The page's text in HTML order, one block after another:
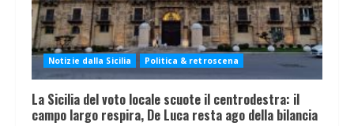
Notizie dalla Sicilia Politica & retroscena
La Sicilia del voto locale scuote il centrodestra: il
campo largo respira, De Luca resta ago della bilancia